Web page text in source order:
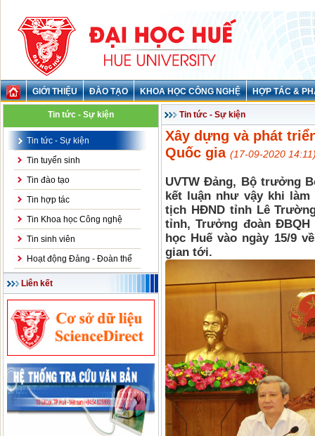
GIỚI THIỆU ĐÀO TẠO KHOA HỌC CÔNG NGHỆ HỢP TÁC &
Tin tức - Sự kiện
Tin tức - Sự kiện
Tin tuyển sinh
Tin đào tạo
Tin hợp tác
Tin Khoa học Công nghệ
Tin sinh viên
Hoạt động Đảng - Đoàn thể
Liên kết
Tin tức - Sự kiện
Xây dựng và phát
Quốc gia (17-09-2020
UVTW Đảng, Bộ trưởng
kết luận như vậy khi
tịch HĐND tỉnh Lê
tỉnh, Trưởng đoàn
học Huế vào ngày 15/9
gian tới.